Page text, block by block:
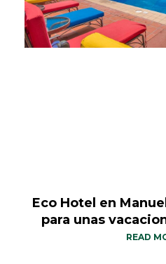
Eco Hotel en
para unas
READ